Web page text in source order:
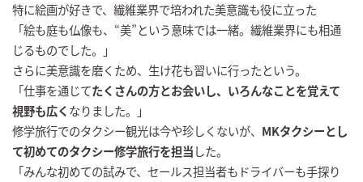
特に絵画が好きで、繊維業界で培われた美意識も役に立った
「絵も庭も仏像も、“美”という意味では一緒。繊維業界にも相通
じるものでした。」
さらに美意識を磨くため、生け花も習いに行ったという。
「仕事を通じてたくさんの方とお会いし、いろんなことを覚えて
視野も広くなりました。」
修学旅行でのタクシー観光は今や珍しくないが、 MKタクシーとし
て初めてのタクシー修学旅行を担当した。
「みんな初めての試みで、セールス担当者もドライバーも手探り